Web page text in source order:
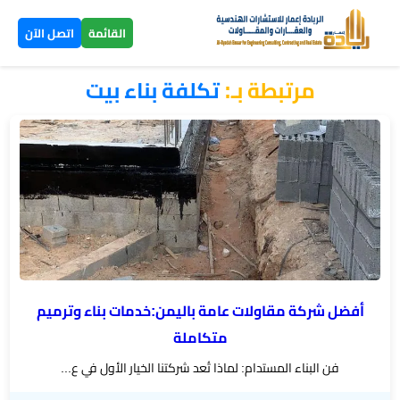
القائمة اتصل الآن ×
تصاميم
ومخططات▼
بناء
عظم
اليمن
مرتبطة بـ:تكلفة بناء بيت
أفضل شركة مقاولات عامة باليمن:خدمات بناء وترميم
متكاملة
فن البناء المستدام: لماذا تُعد شركتنا الخيار الأول في ع...